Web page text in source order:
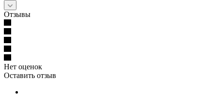
Отзывы
Нет оценок
Оставить отзыв